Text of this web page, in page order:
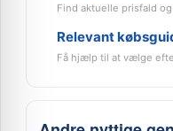
Find aktuelle prisfald
Relevant
Få hjælp til at vælge